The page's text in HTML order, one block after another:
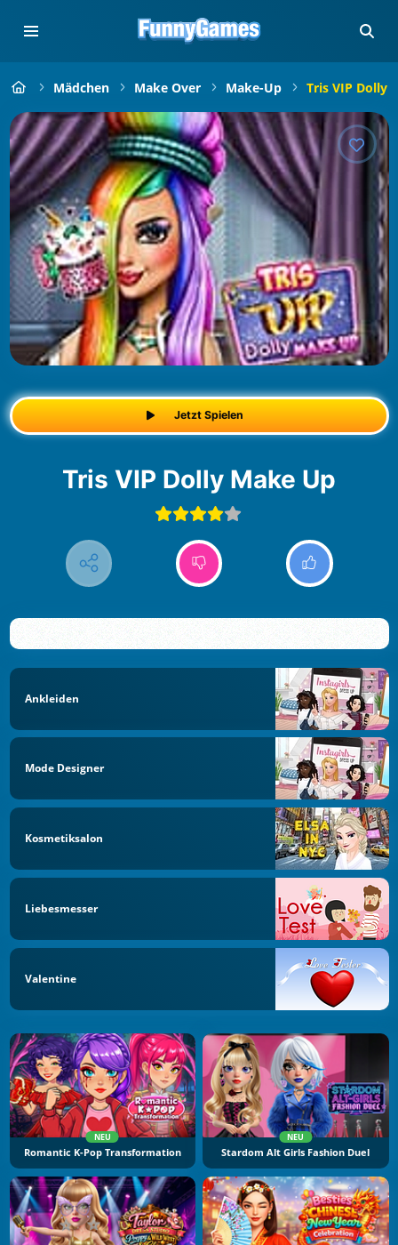
Mädchen Make Over Make-Up Tris VIP Dolly
Jetzt Spielen
Tris VIP Dolly Make Up
Ankleiden
Mode Designer
Kosmetiksalon
Liebesmesser
Valentine
NEU
Romantic K-Pop Transformation
NEU
Stardom Alt Girls Fashion Duel